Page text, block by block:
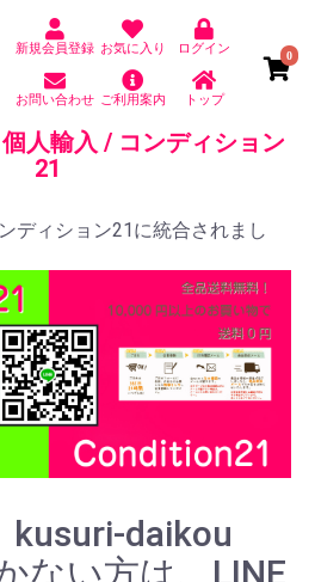
新規会員登録 お気に入り ログイン
お問い合わせ ご利用案内 トップ
0
人輸入 / コンディション
21
ディション21に統合されまし
kusuri-daikou
ない方は、LINE